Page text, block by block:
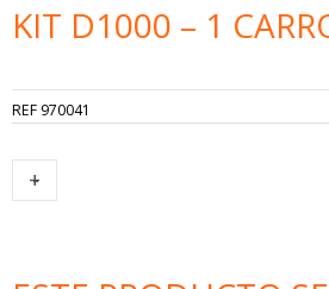
KIT D1000 – 1
REF 970041
-
KIT
D1000
+